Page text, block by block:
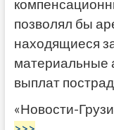
позволял бы
находящиеся
материальные
выплат
«Новости-